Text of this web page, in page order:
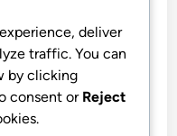
d’analyser
baser sur des
si des
un taux de clics
en
deliver
traffic. You can
by clicking
consent or Reject